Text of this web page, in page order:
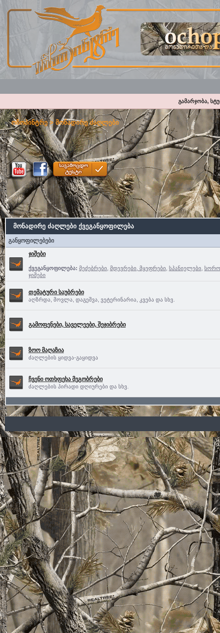
გამარჯობა,
ოჩოპინტრე>მონადირე ძაღლები
მონადირე ძაღლები ქვეგანყოფილება
განყოფილებები
ჯიშები
ქვეგანყოფილება: მეძებრები მდევრები, მყეფრები სპანიელები
ჯიშები
თემატური საუბრები
აღზრდა, მოვლა, დაგეშვა, ვეტერინარია, კვება და სხვ.
გამოფენები, საველეები, შეჯიბრები
ზოო მაღაზია
ძაღლების ყიდვა-გაყიდვა
ჩვენი ოთხფეხა მეგობრები
ძაღლების პირადი დღიურები და სხვ.